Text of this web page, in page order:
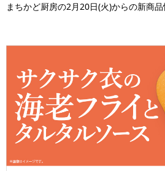
まちかど厨房の2月20日(火)からの新商